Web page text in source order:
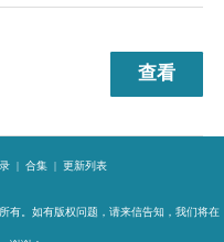
查看
| 合集 | 更新列表
有。如有版权问题，请来信告知，我们将在